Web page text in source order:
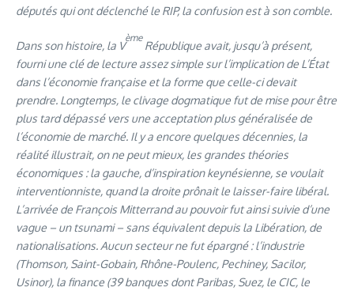
députés qui ont déclenché le RIP, la confusion est à son comble.
Dans son histoire, la V
ème
République avait, jusqu’à présent,
fourni une clé de lecture assez simple sur l’implication de L’État
dans l’économie française et la forme que celle-ci devait
prendre. Longtemps, le clivage dogmatique fut de mise pour être
plus tard dépassé vers une acceptation plus généralisée de
l’économie de marché. Il y a encore quelques décennies, la
réalité illustrait, on ne peut mieux, les grandes théories
économiques : la gauche, d’inspiration keynésienne, se voulait
interventionniste, quand la droite prônait le laisser-faire libéral.
L’arrivée de François Mitterrand au pouvoir fut ainsi suivie d’une
vague – un tsunami – sans équivalent depuis la Libération, de
nationalisations. Aucun secteur ne fut épargné : l’industrie
(Thomson, Saint-Gobain, Rhône-Poulenc, Pechiney, Sacilor,
Usinor), la finance (39 banques dont Paribas, Suez, le CIC, le